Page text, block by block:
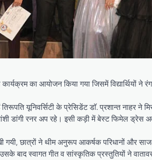
का आयोजन किया गया जिसमें विद्यार्थियों ने
यूनिवर्सिटी के प्रेसिडेंट डाॅ. प्रशान्त नाहर ने
डांगी रनर अप रहे। इसी कड़ी में बेस्ट फिमेल
गयी, छात्रों ने थीम अनुरूप आकर्षक परिधानों और
बाद स्वागत गीत व सांस्कृतिक प्रस्तुतियों ने